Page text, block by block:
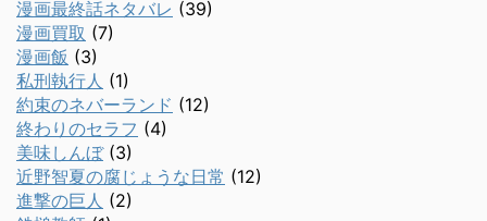
漫画最終話ネタバレ (39)
漫画買取 (7)
漫画飯 (3)
私刑執行人 (1)
約束のネバーランド (12)
終わりのセラフ (4)
美味しんぼ(3)
近野智夏の腐じょうな日常 (12)
進撃の巨人 (2)